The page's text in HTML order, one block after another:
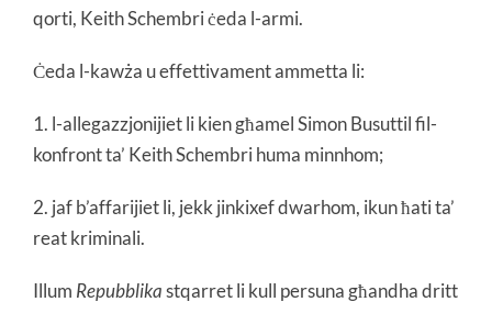
qorti, Keith Schembri ċeda l-armi.
Ċeda l-kawża u effettivament ammetta li:
1. l-allegazzjonijiet li kien għamel Simon Busuttil fil-
konfront ta’ Keith Schembri huma minnhom;
2. jaf b’affarijiet li, jekk jinkixef dwarhom, ikun ħati ta’
reat kriminali.
Illum Repubblikastqarret li kull persuna għandha dritt